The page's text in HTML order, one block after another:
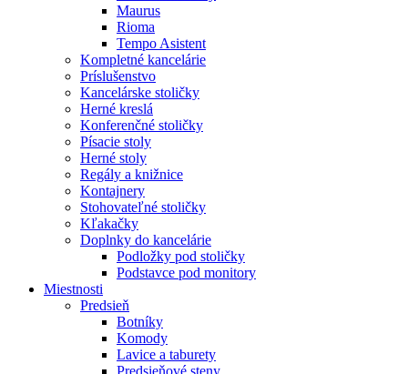
Maurus
Rioma
Tempo Asistent
Kompletné kancelárie
Príslušenstvo
Kancelárske stoličky
Herné kreslá
Konferenčné stoličky
Písacie stoly
Herné stoly
Regály a knižnice
Kontajnery
Stohovateľné stoličky
Kľakačky
Doplnky do kancelárie
Podložky pod stoličky
Podstavce pod monitory
Miestnosti
Predsieň
Botníky
Komody
Lavice a taburety
Predsieňové steny